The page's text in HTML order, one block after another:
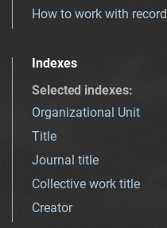
How to work with record
Indexes
Selected indexes:
Organizational Unit
Title
Journal title
Collective work title
Creator